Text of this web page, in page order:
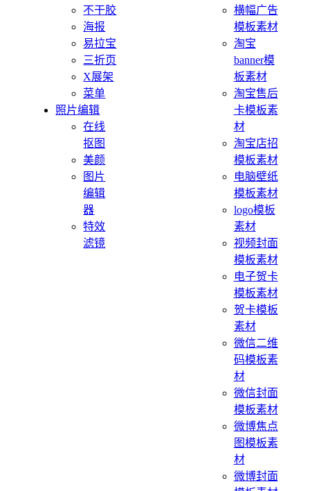
不干胶
海报
易拉宝
三折页
X展架
菜单
照片编辑
在线
抠图
美颜
图片
编辑
器
特效
滤镜
横幅广告
模板素材
淘宝
banner模
板素材
淘宝售后
卡模板素
材
淘宝店招
模板素材
电脑壁纸
模板素材
logo模板
素材
视频封面
模板素材
电子贺卡
模板素材
贺卡模板
素材
微信二维
码模板素
材
微信封面
模板素材
微博焦点
图模板素
材
微博封面